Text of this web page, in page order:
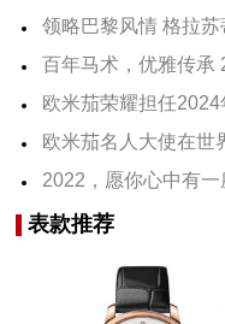
领略巴黎风情 格拉苏蒂
百年马术，优雅传承
欧米茄荣耀担任
欧米茄名人大使在世
2022，愿你心中有
表款推荐